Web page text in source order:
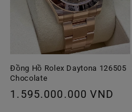
Đồng Hồ Rolex Daytona 126505
Chocolate
Giá
1.595.000.000 VND